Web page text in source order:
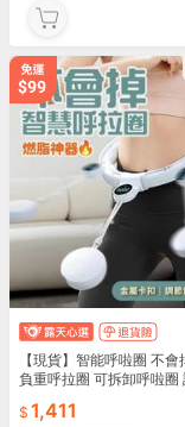
【現貨】智能呼啦圈 不會
負重呼拉圈 可拆卸呼啦圈
1,411